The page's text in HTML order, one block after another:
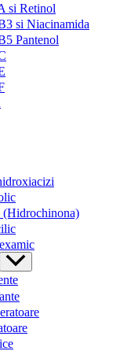
si Retinol
si Niacinamida
Pantenol
(Hidrochinona)
Menu
Toggle